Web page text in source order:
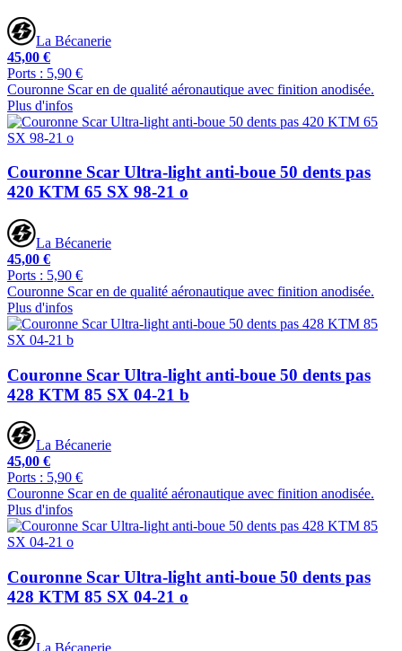
La Bécanerie
45,00 €
Ports : 5,90 €
Couronne Scar en de qualité aéronautique avec finition anodisée.
Plus d'infos
Couronne Scar Ultra-light anti-boue 50 dents pas
420 KTM 65 SX 98-21 o
La Bécanerie
45,00 €
Ports : 5,90 €
Couronne Scar en de qualité aéronautique avec finition anodisée.
Plus d'infos
Couronne Scar Ultra-light anti-boue 50 dents pas
428 KTM 85 SX 04-21 b
La Bécanerie
45,00 €
Ports : 5,90 €
Couronne Scar en de qualité aéronautique avec finition anodisée.
Plus d'infos
Couronne Scar Ultra-light anti-boue 50 dents pas
428 KTM 85 SX 04-21 o
La Bécanerie